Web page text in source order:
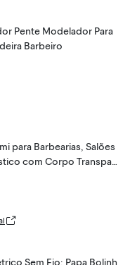
Pente Modelador Para
Barbeiro
para Barbearias, Salões
com Corpo Transpar
Azul e Gatilho Anatômico
Sem Fio: Papa Bolinh